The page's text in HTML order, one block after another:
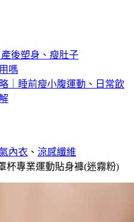
產後塑身、瘦肚子
嗎
｜睡前瘦小腹運動、日常飲
內衣 、 涼感纖維
杯專業運動貼身褲(迷霧粉)